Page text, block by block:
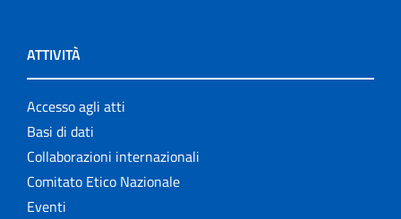
ATTIVITÀ
Accesso agli atti
Basi di dati
Collaborazioni internazionali
Comitato Etico Nazionale
Eventi